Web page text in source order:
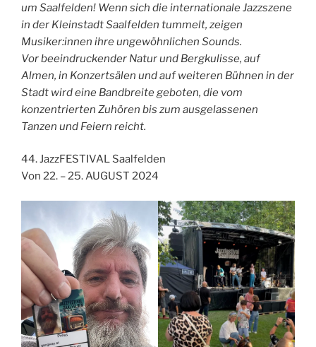
um Saalfelden! Wenn sich die internationale Jazzszene
in der Kleinstadt Saalfelden tummelt, zeigen
Musiker:innen ihre ungewöhnlichen Sounds.
Vor beeindruckender Natur und Bergkulisse, auf
Almen, in Konzertsälen und auf weiteren Bühnen in der
Stadt wird eine Bandbreite geboten, die vom
konzentrierten Zuhören bis zum ausgelassenen
Tanzen und Feiern reicht.
44. JazzFESTIVAL Saalfelden
Von 22. – 25. AUGUST 2024